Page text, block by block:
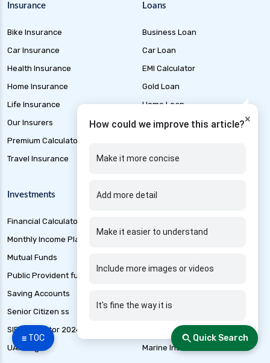
☰ TOC
health insurance noida
health insurance patna
health insurance portability
health insurance pune
health insurance rajkot
health insurance renewal process
health insurance stocks india
health insurance surat
health insurance tax benefits 80d
health insurance thane
health insurance tirunelveli
health insurance top up plan comparison
×
How could we improve this article?
Make it more concise
Add more detail
Make it easier to understand
Include more images or videos
It's fine the way it is
Quick Search
Insurance
Bike Insurance
Car Insurance
Health Insurance
Home Insurance
Life Insurance
Our Insurers
Premium Calculator
Travel Insurance
Loans
Business Loan
Car Loan
EMI Calculator
Gold Loan
Home Loan
Mortgage Loan
Short Term Loan
Investments
Financial Calculators
Monthly Income Plan
Mutual Funds
Public Provident fund
Saving Accounts
Senior Citizen ss
SIP Calculator 2024
UAN Login
Other Products
Credit Cards
Liability Insurance
Loan Application Status
Marine Insurance